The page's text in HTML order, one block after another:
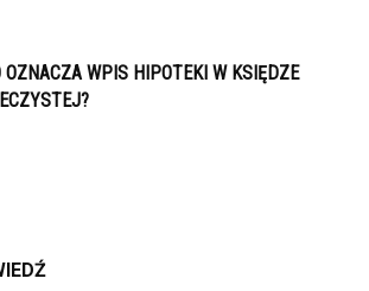
OZNACZA WPIS HIPOTEKI W KSIĘDZE